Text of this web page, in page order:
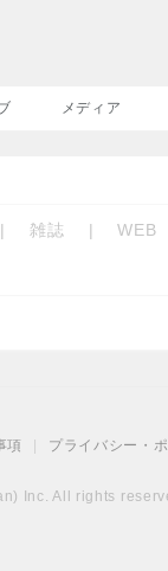
メディア
| 雑誌 | WEB
項
プライバシー・
Inc. All rights